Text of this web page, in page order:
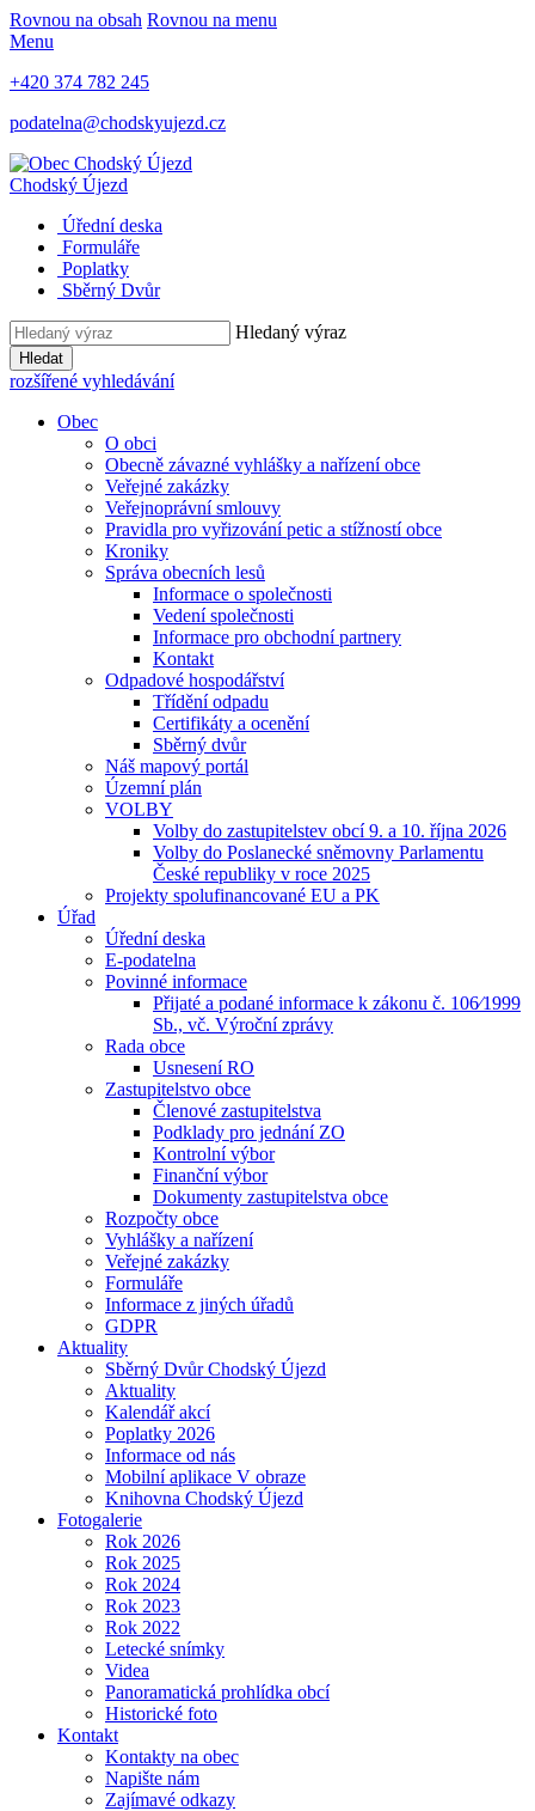
Rovnou na obsah Rovnou na menu
Menu
+420 374 782 245
podatelna@chodskyujezd.cz
Chodský Újezd
Úřední deska
Formuláře
Poplatky
Sběrný Dvůr
Hledaný výraz
Hledat
rozšířené vyhledávání
Obec
O obci
Obecně závazné vyhlášky a nařízení obce
Veřejné zakázky
Veřejnoprávní smlouvy
Pravidla pro vyřizování petic a stížností obce
Kroniky
Správa obecních lesů
Informace o společnosti
Vedení společnosti
Informace pro obchodní partnery
Kontakt
Odpadové hospodářství
Třídění odpadu
Certifikáty a ocenění
Sběrný dvůr
Náš mapový portál
Územní plán
VOLBY
Volby do zastupitelstev obcí 9. a 10. října 2026
Volby do Poslanecké sněmovny Parlamentu
České republiky v roce 2025
Projekty spolufinancované EU a PK
Úřad
Úřední deska
E-podatelna
Povinné informace
Přijaté a podané informace k zákonu č. 106⁄1999
Sb., vč. Výroční zprávy
Rada obce
Usnesení RO
Zastupitelstvo obce
Členové zastupitelstva
Podklady pro jednání ZO
Kontrolní výbor
Finanční výbor
Dokumenty zastupitelstva obce
Rozpočty obce
Vyhlášky a nařízení
Veřejné zakázky
Formuláře
Informace z jiných úřadů
GDPR
Aktuality
Sběrný Dvůr Chodský Újezd
Aktuality
Kalendář akcí
Poplatky 2026
Informace od nás
Mobilní aplikace V obraze
Knihovna Chodský Újezd
Fotogalerie
Rok 2026
Rok 2025
Rok 2024
Rok 2023
Rok 2022
Letecké snímky
Videa
Panoramatická prohlídka obcí
Historické foto
Kontakt
Kontakty na obec
Napište nám
Zajímavé odkazy